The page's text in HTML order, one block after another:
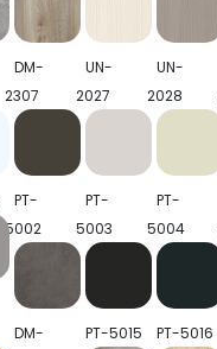
DM-
2307
UN-
2027
UN-
2028
PT-
5002
PT-
5003
PT-
5004
DM-
PT-5015 PT-5016